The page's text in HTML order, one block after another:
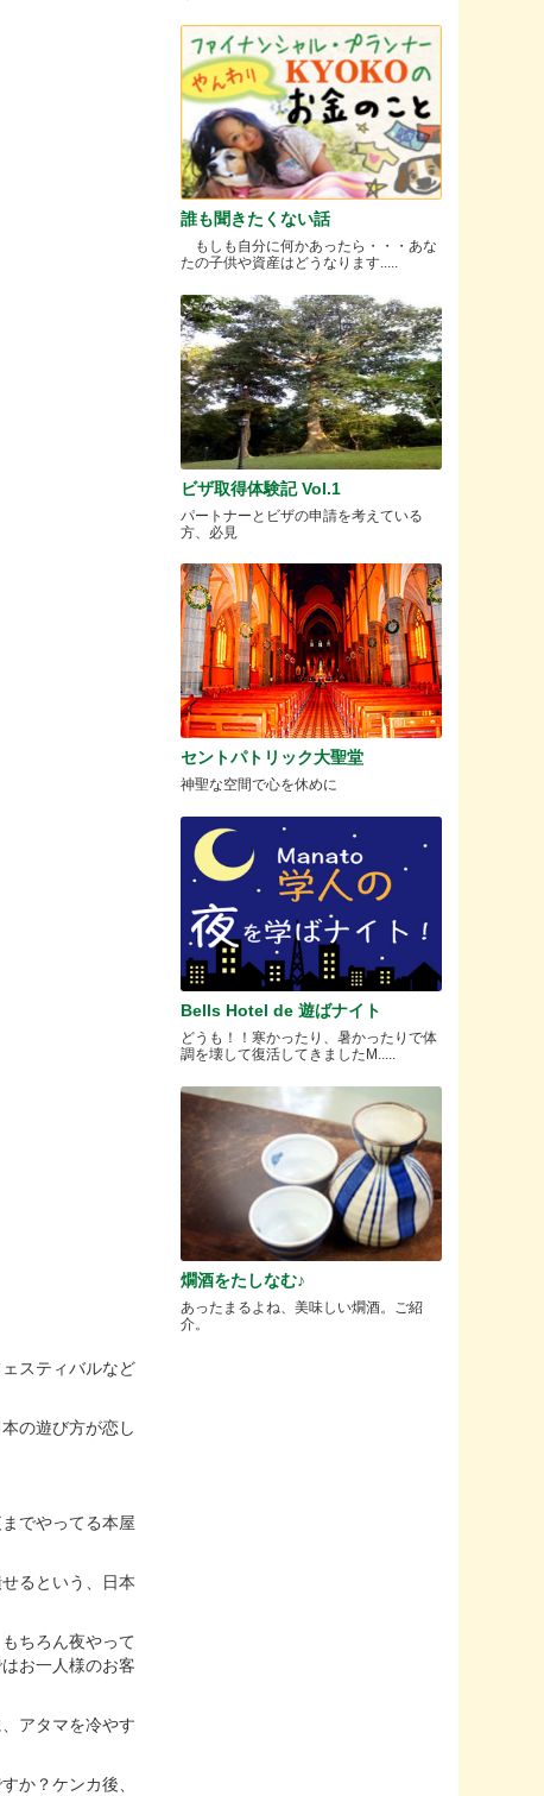
スティバルなど
の遊び方が恋し
でやってる本屋
るという、日本
ちろん夜やって
お一人様のお客
アタマを冷やす
か？ケンカ後、
誰も聞きたくない話
もしも自分に何かあったら・・・あな
たの子供や資産はどうなります.....
ビザ取得体験記 Vol.1
パートナーとビザの申請を考えている
方、必見
セントパトリック大聖堂
神聖な空間で心を休めに
Bells Hotel de 遊ばナイト
どうも！！寒かったり、暑かったりで体
調を壊して復活してきましたM.....
燗酒をたしなむ♪
あったまるよね、美味しい燗酒。ご紹
介。